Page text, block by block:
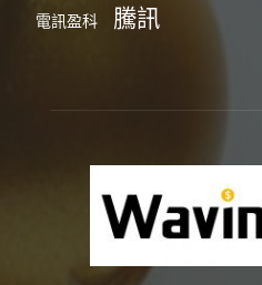
電訊盈科 騰訊